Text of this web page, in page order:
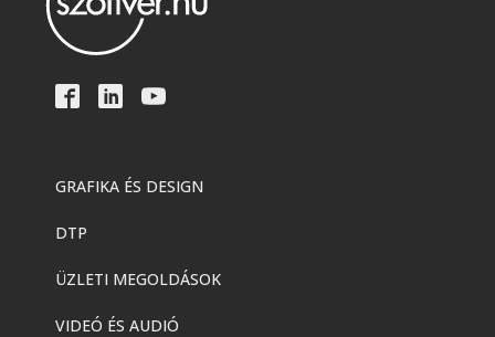
GRAFIKA ÉS DESIGN
DTP
ÜZLETI MEGOLDÁSOK
VIDEÓ ÉS AUDIÓ